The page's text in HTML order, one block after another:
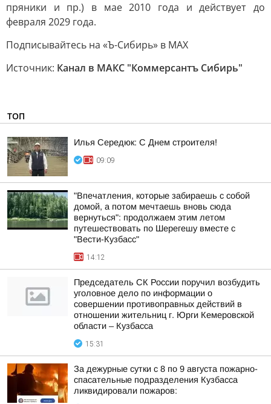
пряники и пр.) в мае 2010 года и действует до
февраля 2029 года.
Подписывайтесь на «Ъ-Сибирь» в MAX
Источник: Канал в МАКС "Коммерсантъ Сибирь"
ТОП
Илья Середюк: С Днем строителя!
09:09
"Впечатления, которые забираешь с собой
домой, а потом мечтаешь вновь сюда
вернуться": продолжаем этим летом
путешествовать по Шерегешу вместе с
"Вести-Кузбасс"
14:12
Председатель СК России поручил возбудить
уголовное дело по информации о
совершении противоправных действий в
отношении жительниц г. Юрги Кемеровской
области – Кузбасса
15:31
За дежурные сутки с 8 по 9 августа пожарно-
спасательные подразделения Кузбасса
ликвидировали пожаров: